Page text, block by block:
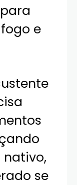
e
nativo,
se